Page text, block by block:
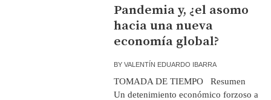
Pandemia y, ¿el asomo
hacia una nueva
economía global?
BYVALENTÍN EDUARDO IBARRA
TOMADA DE TIEMPO Resumen
Un detenimiento económico forzoso a